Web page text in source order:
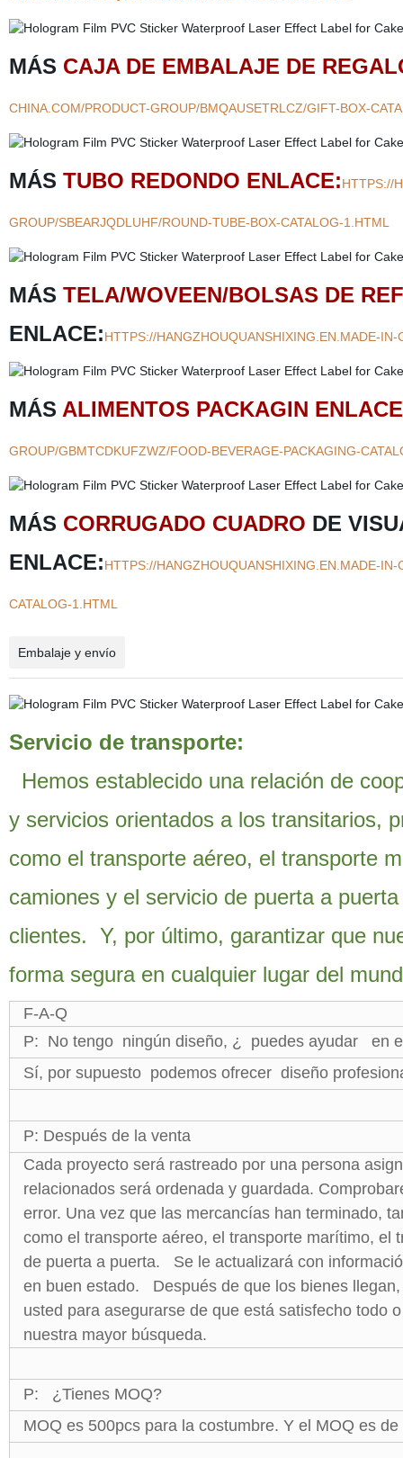
MÁS CAJA DE EMBALAJE DE
CHINA.COM/PRODUCT-GROUP/BMQAUSETRLCZ/GIFT-BOX-
MÁS TUBO REDONDO ENLACE:HTTPS://
GROUP/SBEARJQDLUHF/ROUND-TUBE-BOX-CATALOG-1.HTML
MÁS TELA/WOVEEN/BOLSAS DE
ENLACE:HTTPS://HANGZHOUQUANSHIXING.EN.MADE-
MÁS ALIMENTOS PACKAGIN ENLACE
GROUP/GBMTCDKUFZWZ/FOOD-BEVERAGE-PACKAGING-
MÁS CORRUGADO CUADRO DE
ENLACE:HTTPS://HANGZHOUQUANSHIXING.EN.MADE-
CATALOG-1.HTML
Embalaje y envío
Servicio de transporte:
Hemos establecido una relación de
y servicios orientados a los transitarios,
como el transporte aéreo, el transporte
camiones y el servicio de puerta a
clientes. Y, por último, garantizar que
forma segura en cualquier lugar del
F-A-Q
P: No tengo ningún diseño, ¿ puedes ayudar en
Sí, por supuesto podemos ofrecer diseño
P: Después de la venta
Cada proyecto será rastreado por una persona
relacionados será ordenada y guardada.
error. Una vez que las mercancías han terminado,
como el transporte aéreo, el transporte marítimo, el
de puerta a puerta. Se le actualizará con
en buen estado. Después de que los bienes
usted para asegurarse de que está satisfecho todo
nuestra mayor búsqueda.
P: ¿Tienes MOQ?
MOQ es 500pcs para la costumbre. Y el MOQ es